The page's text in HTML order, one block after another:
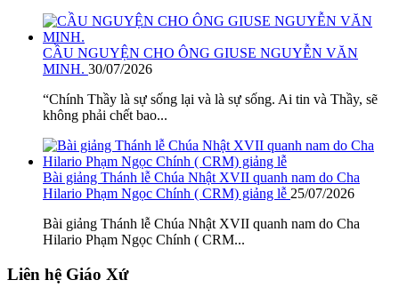
CẦU NGUYỆN CHO ÔNG GIUSE NGUYỄN VĂN
MINH. 30/07/2026
“Chính Thầy là sự sống lại và là sự sống. Ai tin và Thầy, sẽ
không phải chết bao...
Bài giảng Thánh lễ Chúa Nhật XVII quanh nam do Cha
Hilario Phạm Ngọc Chính ( CRM) giảng lễ 25/07/2026
Bài giảng Thánh lễ Chúa Nhật XVII quanh nam do Cha
Hilario Phạm Ngọc Chính ( CRM...
Liên hệ Giáo Xứ